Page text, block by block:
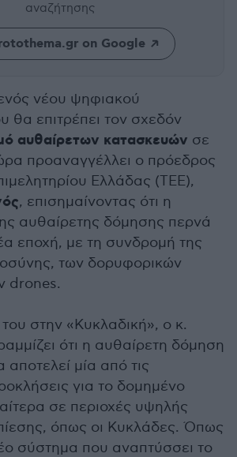
αναζήτησης
on Google
νέου ψηφιακού
θα επιτρέπει τον σχεδόν
αυθαίρετων κατασκευών σε
προαναγγέλλει ο πρόεδρος
Ελλάδας (ΤΕΕ),
, επισημαίνοντας ότι η
αυθαίρετης δόμησης περνά
εποχή, με τη συνδρομή της
των δορυφορικών
drones.
στην «Κυκλαδική», ο κ.
ότι η αυθαίρετη δόμηση
μία από τις
για το δομημένο
σε περιοχές υψηλής
όπως οι Κυκλάδες. Όπως
σύστημα που αναπτύσσει το